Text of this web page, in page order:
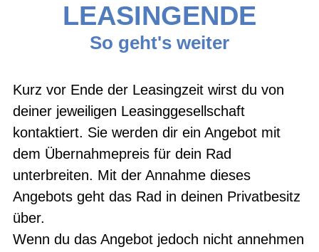
LEASINGENDE
So geht's weiter
Kurz vor Ende der Leasingzeit wirst du von
deiner jeweiligen Leasinggesellschaft
kontaktiert. Sie werden dir ein Angebot mit
dem Übernahmepreis für dein Rad
unterbreiten. Mit der Annahme dieses
Angebots geht das Rad in deinen Privatbesitz
über.
Wenn du das Angebot jedoch nicht annehmen